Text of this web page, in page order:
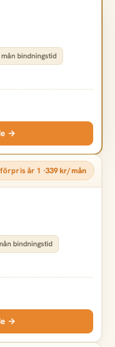
bindningstid
→
år 1 ·339 kr/mån
bindningstid
→